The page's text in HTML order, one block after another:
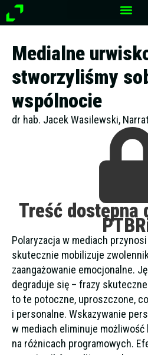
Przejdź
do
Medialne
stworzyliśmy
wspólnocie
dr hab. Jacek Wasilewski,
Treść dostępna
Polaryzacja w mediach
skutecznie mobilizuje
zaangażowanie emocjonalne.
degraduje się – frazy
to te potoczne, uproszczone,
i personalne. Wskazywanie
w mediach eliminuje
na różnicach programowych.